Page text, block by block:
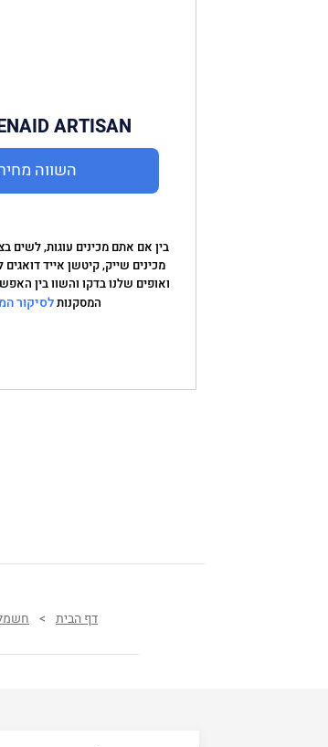
ARTISAN
השווה
בין אם אתם מכינים עוגות, לשים
מכינים שייק, קיטשן אייד
ואופים שלנו בדקו והשוו בין
המסקנותלסיקור
דף הבית >